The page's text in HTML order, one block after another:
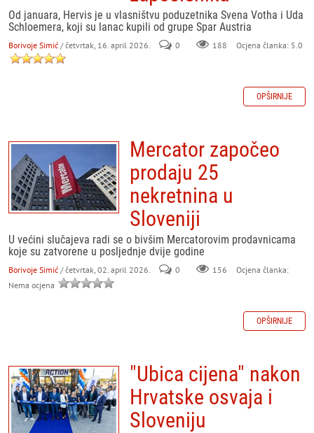
Od januara, Hervis je u vlasništvu poduzetnika Svena Votha i Uda
Schloemera, koji su lanac kupili od grupe Spar Austria
Borivoje Simić / četvrtak, 16. april 2026. 0 188 Ocjena članka: 5.0
OPŠIRNIJE
Mercator započeo
prodaju 25
nekretnina u
Sloveniji
U većini slučajeva radi se o bivšim Mercatorovim prodavnicama
koje su zatvorene u posljednje dvije godine
Borivoje Simić / četvrtak, 02. april 2026. 0 156
Ocjena članka:
Nema ocjena
OPŠIRNIJE
"Ubica cijena" nakon
Hrvatske osvaja i
Sloveniju